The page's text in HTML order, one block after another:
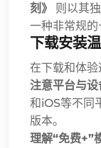
刻》
则以其
一种非常规的
下载安装
在下载和体验
注意平台与设
和iOS等不同
版本。
理解“免费+”